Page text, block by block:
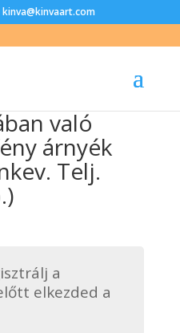
kinva@kinvaart.com
való
árnyék
Telj.
a
elkezded a